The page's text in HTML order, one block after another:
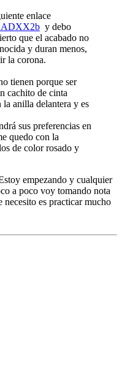
enlace
y debo
que el acabado no
y duran menos,
la corona.
tienen porque ser
cachito de cinta
anilla delantera y es
sus preferencias en
quedo con la
de color rosado y
empezando y cualquier
a poco voy tomando nota
es practicar mucho